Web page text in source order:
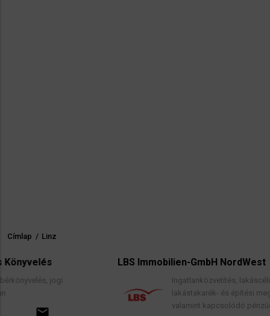
Morzsa
Címlap / Linz
LBS Immobilien-GmbH NordWest
Ingatlanközvetítés, lakáscélú finanszírozási
lakástakarék- és építési megtakarítási
valamint kapcsolódó pénzügyi tanácsadás.